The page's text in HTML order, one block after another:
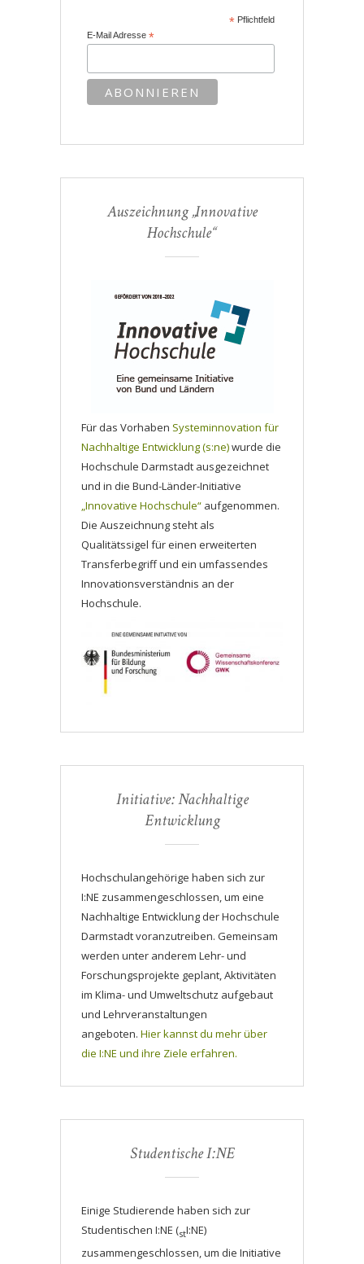
* Pflichtfeld
E-Mail Adresse*
Auszeichnung „Innovative
Hochschule“
Für das Vorhaben Systeminnovation für
Nachhaltige Entwicklung (s:ne)wurde die
Hochschule Darmstadt ausgezeichnet
und in die Bund-Länder-Initiative
„Innovative Hochschule“ aufgenommen.
Die Auszeichnung steht als
Qualitätssigel für einen erweiterten
Transferbegriff und ein umfassendes
Innovationsverständnis an der
Hochschule.
Initiative: Nachhaltige
Entwicklung
Hochschulangehörige haben sich zur
I:NE zusammengeschlossen, um eine
Nachhaltige Entwicklung der Hochschule
Darmstadt voranzutreiben. Gemeinsam
werden unter anderem Lehr- und
Forschungsprojekte geplant, Aktivitäten
im Klima- und Umweltschutz aufgebaut
und Lehrveranstaltungen
angeboten. Hier kannst du mehr über
die I:NE und ihre Ziele erfahren.
Studentische I:NE
Einige Studierende haben sich zur
Studentischen I:NE (stI:NE)
zusammengeschlossen, um die Initiative